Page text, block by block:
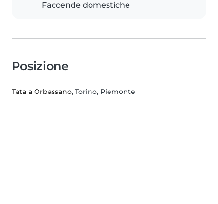
Faccende domestiche
Posizione
Tata a Orbassano, Torino, Piemonte